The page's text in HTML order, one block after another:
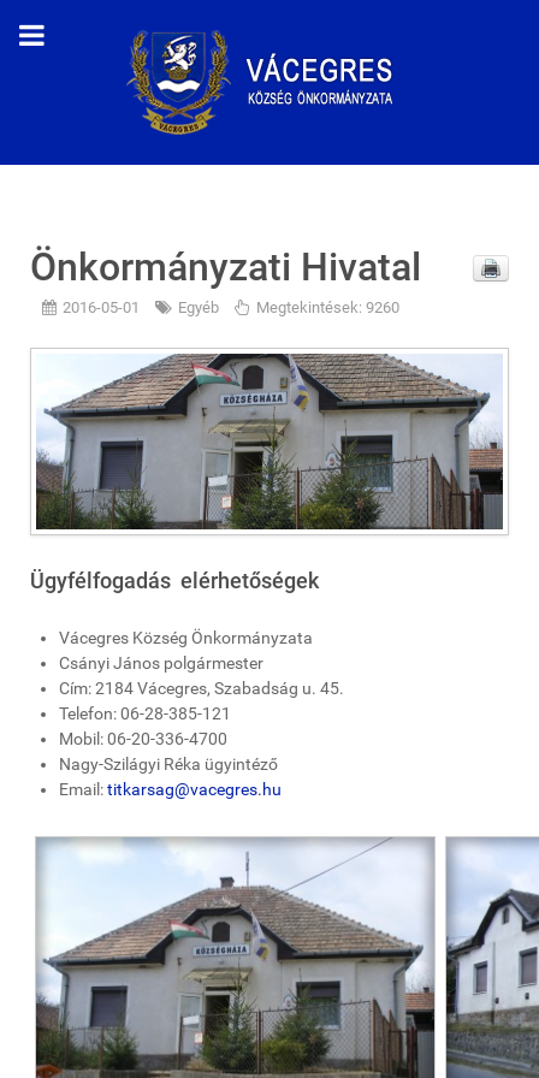
Önkormányzati Hivatal
2016-05-01 Egyéb Megtekintések: 9260
Ügyfélfogadás ­ elérhetőségek
Vácegres Község Önkormányzata
Csányi János polgármester
Cím: 2184 Vácegres, Szabadság u. 45.
Telefon: 06-28-­385-­121
Mobil: 06-20-336-4700
Nagy-Szilágyi Réka ügyintéző
E­mail:titkarsag@vacegres.hu